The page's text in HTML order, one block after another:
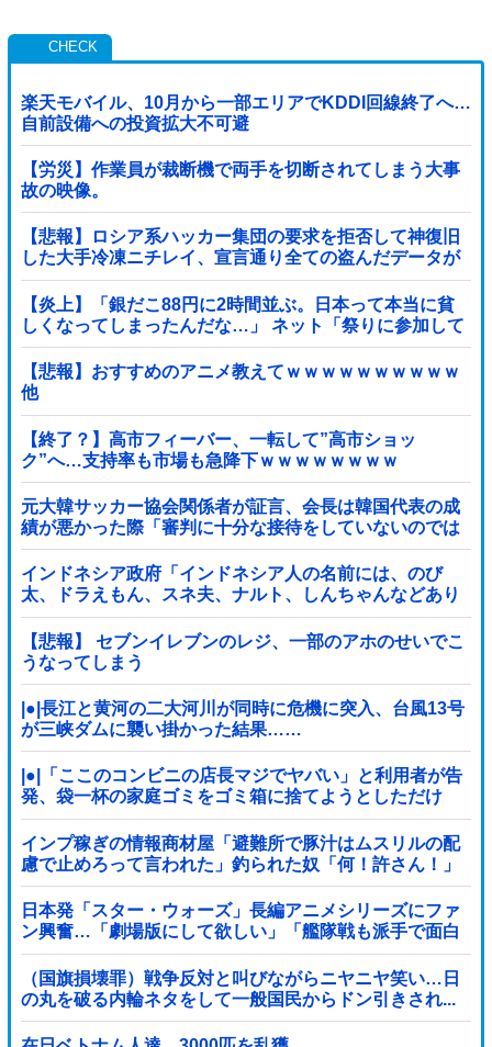
楽天モバイル、10月から一部エリアでKDDI回線終了へ…
自前設備への投資拡大不可避
【労災】作業員が裁断機で両手を切断されてしまう大事
故の映像。
【悲報】ロシア系ハッカー集団の要求を拒否して神復旧
した大手冷凍ニチレイ、宣言通り全ての盗んだデータが
公開される
【炎上】「銀だこ88円に2時間並ぶ。日本って本当に貧
しくなってしまったんだな…」 ネット「祭りに参加して
るだけでなんでこんなこと言われなあかんの...
【悲報】おすすめのアニメ教えてｗｗｗｗｗｗｗｗｗｗ
他
【終了？】高市フィーバー、一転して”高市ショッ
ク”へ…支持率も市場も急降下ｗｗｗｗｗｗｗｗ
元大韓サッカー協会関係者が証言、会長は韓国代表の成
績が悪かった際「審判に十分な接待をしていないのでは
ないかと叱責した」
インドネシア政府「インドネシア人の名前には、のび
太、ドラえもん、スネ夫、ナルト、しんちゃんなどあり
ます」
【悲報】 セブンイレブンのレジ、一部のアホのせいでこ
うなってしまう
|●|長江と黄河の二大河川が同時に危機に突入、台風13号
が三峡ダムに襲い掛かった結果……
|●|「ここのコンビニの店長マジでヤバい」と利用者が告
発、袋一杯の家庭ゴミをゴミ箱に捨てようとしただけ
で……
インプ稼ぎの情報商材屋「避難所で豚汁はムスリルの配
慮で止めろって言われた」釣られた奴「何！許さん！」
17万いいね
日本発「スター・ウォーズ」長編アニメシリーズにファ
ン興奮…「劇場版にして欲しい」「艦隊戦も派手で面白
い」！
（国旗損壊罪）戦争反対と叫びながらニヤニヤ笑い…日
の丸を破る内輪ネタをして一般国民からドン引きされ...